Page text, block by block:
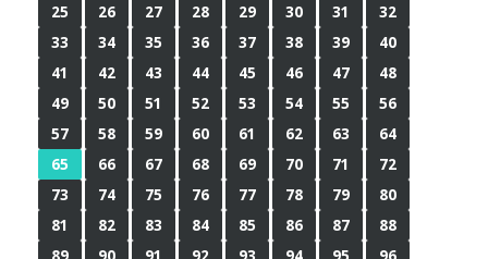
25
26 27 28 29 30 31
32
33
34 35 36 37 38 39
40
41
42 43 44 45 46 47
48
49
50 51 52 53 54 55
56
57
58 59 60 61 62 63
64
65
66 67 68 69 70 71
72
73
74 75 76 77 78 79
80
81
82 83 84 85 86 87
88
89
90 91 92 93 94 95
96